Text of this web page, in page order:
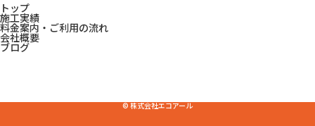
トップ
施工実績
料金案内・ご利用の流れ
会社概要
ブログ
© 株式会社エコアール